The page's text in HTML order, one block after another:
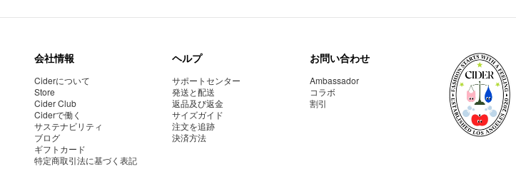
会社情報
Ciderについて
Store
Cider Club
Ciderで働く
サステナビリティ
ブログ
ギフトカード
特定商取引法に基づく表記
ヘルプ
サポートセンター
発送と配送
返品及び返金
サイズガイド
注文を追跡
決済方法
お問い合わせ
Ambassador
コラボ
割引